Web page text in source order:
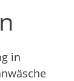
in